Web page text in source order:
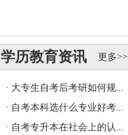
更多>>
学历教育资讯
· 大专生自考后考研如何规...
· 自考本科选什么专业好考...
· 自考专升本在社会上的认...